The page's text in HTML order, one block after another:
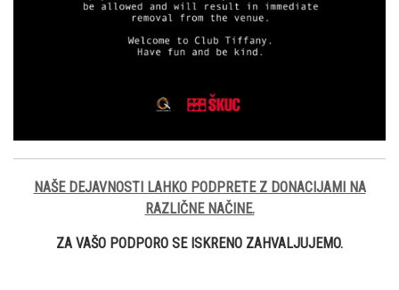
NAŠE DEJAVNOSTI LAHKO PODPRETE Z DONACIJAMI NA
RAZLIČNE NAČINE.
ZA VAŠO PODPORO SE ISKRENO ZAHVALJUJEMO.